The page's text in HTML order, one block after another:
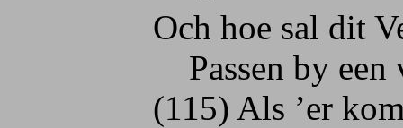
Och hoe sal dit
Passen by een
(115) Als ’er komt